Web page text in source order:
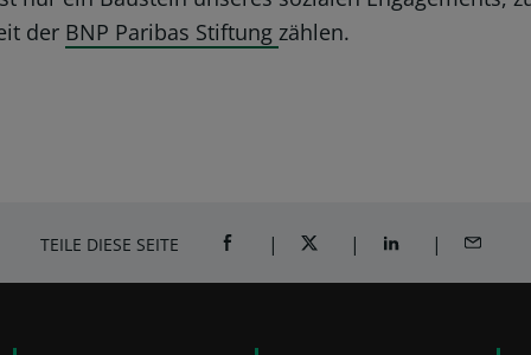
der BNP Paribas Stiftung zählen.
TEILE DIESE SEITE AUF FACEBOOK TEILEN (ÖFFNET EIN
AUF TWITTER TEILEN
AUF LINKEDINPER E-